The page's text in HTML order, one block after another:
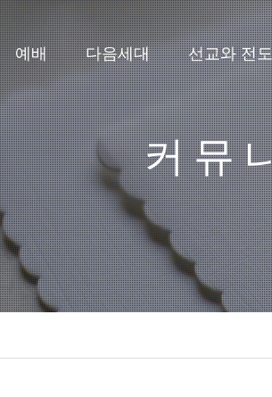
예배 다음세대 선교와 전
커뮤